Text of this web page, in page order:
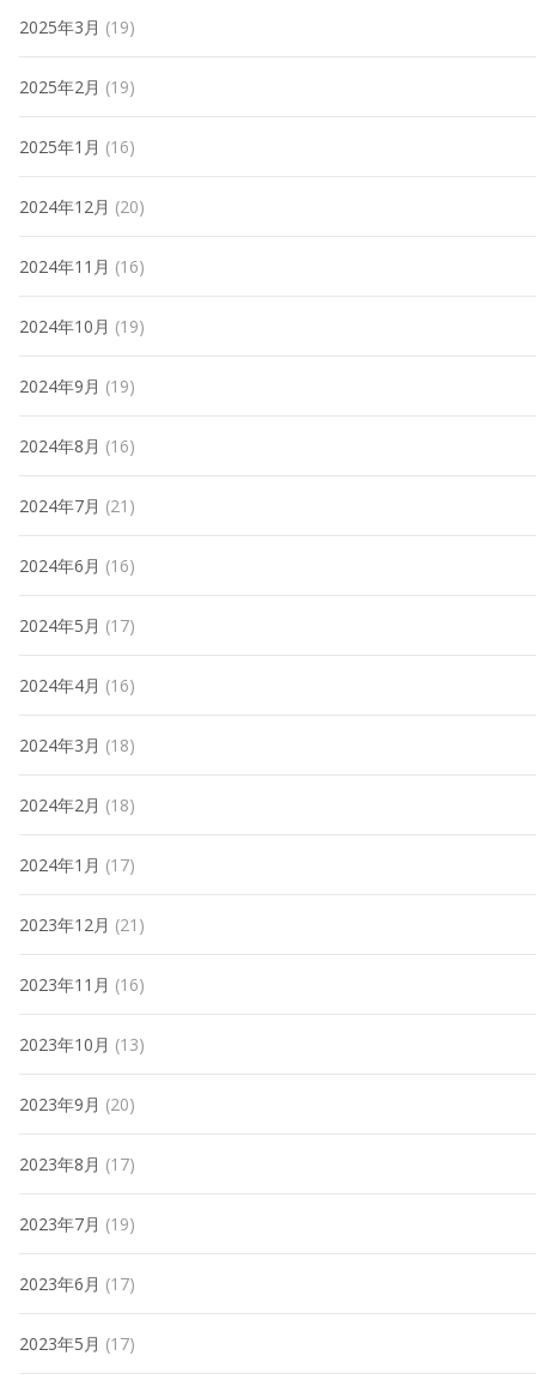
2025年3月 (19)
2025年2月 (19)
2025年1月 (16)
2024年12月 (20)
2024年11月 (16)
2024年10月 (19)
2024年9月 (19)
2024年8月 (16)
2024年7月 (21)
2024年6月 (16)
2024年5月 (17)
2024年4月 (16)
2024年3月 (18)
2024年2月 (18)
2024年1月 (17)
2023年12月 (21)
2023年11月 (16)
2023年10月 (13)
2023年9月 (20)
2023年8月 (17)
2023年7月 (19)
2023年6月 (17)
2023年5月 (17)